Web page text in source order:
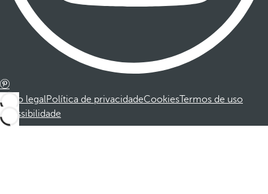
Aviso legalPolítica de privacidadeCookiesTermos de uso
Acessibilidade